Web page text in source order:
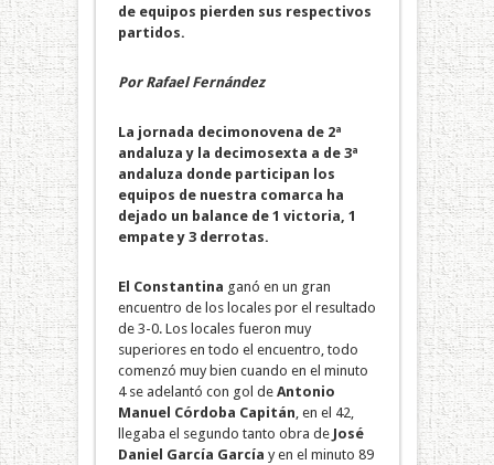
de equipos pierden sus respectivos
partidos.
Por Rafael Fernández
La jornada decimonovena de 2ª
andaluza y la decimosexta a de 3ª
andaluza donde participan los
equipos de nuestra comarca ha
dejado un balance de 1 victoria, 1
empate y 3 derrotas.
El Constantina ganó en un gran
encuentro de los locales por el resultado
de 3-0. Los locales fueron muy
superiores en todo el encuentro, todo
comenzó muy bien cuando en el minuto
4 se adelantó con gol de Antonio
Manuel Córdoba Capitán , en el 42,
llegaba el segundo tanto obra de José
Daniel García García y en el minuto 89